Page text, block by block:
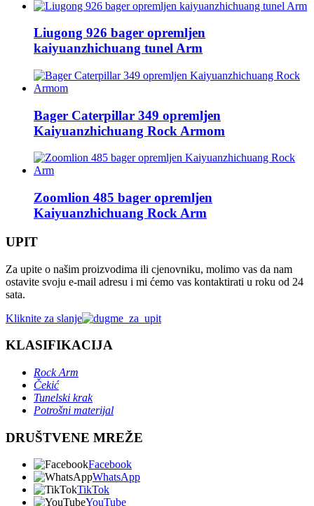
Liugong 926 bager opremljen
kaiyuanzhichuang tunel Arm
Bager Caterpillar 349 opremljen
Kaiyuanzhichuang Rock Armom
Zoomlion 485 bager opremljen
Kaiyuanzhichuang Rock Arm
UPIT
Za upite o našim proizvodima ili cjenovniku, molimo vas da nam
ostavite svoju e-mail adresu i mi ćemo vas kontaktirati u roku od 24
sata.
Kliknite za slanje
KLASIFIKACIJA
Rock Arm
Čekić
Tunelski krak
Potrošni materijal
DRUŠTVENE MREŽE
Facebook
WhatsApp
TikTok
YouTube